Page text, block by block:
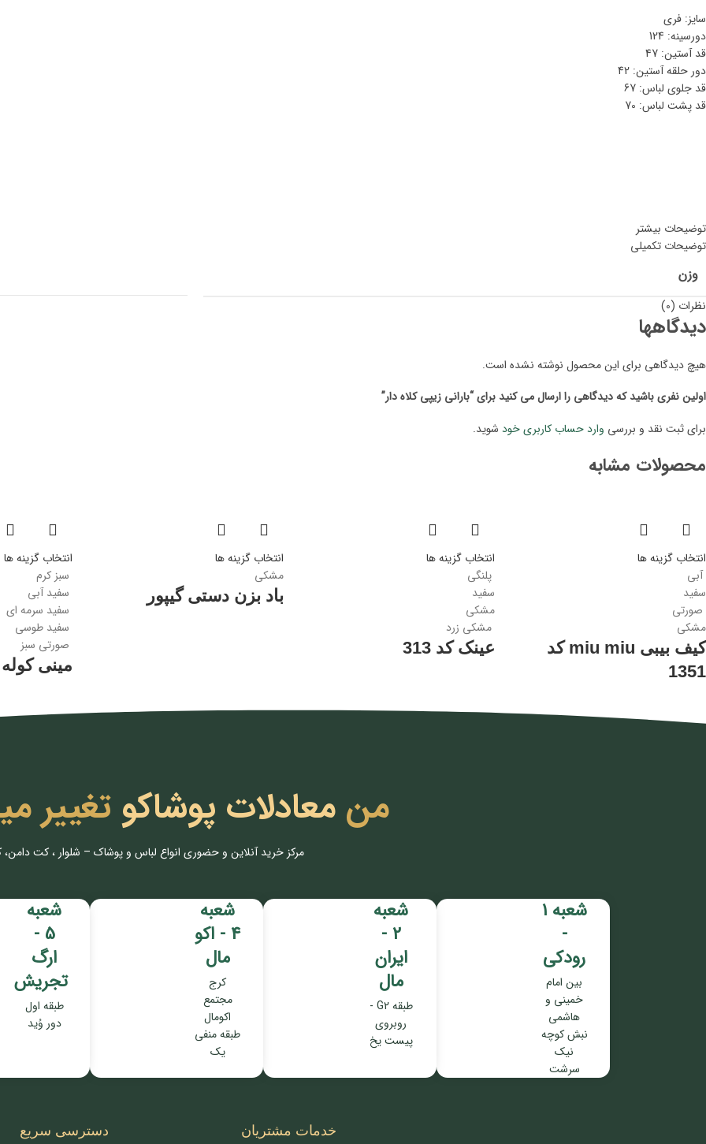
سایز: فری
دورسینه: 124
قد آستین: 47
دور حلقه آستین: 42
قد جلوی لباس: 67
قد پشت لباس: 70
توضیحات بیشتر
توضیحات تکمیلی
وزن
نظرات (0)
دیدگاهها
هیچ دیدگاهی برای این محصول نوشته نشده است.
اولین نفری باشید که دیدگاهی را ارسال می کنید برای “بارانی زیپی کلاه دار”
برای ثبت نقد و بررسی وارد حساب کاربری خود شوید.
محصولات مشابه
انتخاب گزینه ها
آبی
سفید
صورتی
مشکی
کیف بیبی miu miu کد
1351
انتخاب گزینه ها
پلنگی
سفید
مشکی
مشکی زرد
عینک کد 313
انتخاب گزینه ها
مشکی
باد بزن دستی گیپور
انتخاب گزینه ها
سبز کرم
سفید آبی
سفید سرمه ای
سفید طوسی
صورتی سبز
مینی کوله
من معادلات پوشاکو تغییر
مرکز خرید آنلاین و حضوری انواع لباس‌ و پوشاک – شلوار ، کت
شعبه 1
-
رودکی
بین امام
خمینی و
هاشمی
نبش کوچه
نیک
سرشت
شعبه
2 -
ایران
مال
طبقه G2 -
روبروی
پیست یخ
شعبه
4 - اکو
مال
کرج
مجتمع
اکومال
طبقه منفی
یک
شعبه
5 -
ارگ
تجریش
طبقه اول
دور وُید
خدمات مشتریان دسترسی سریع